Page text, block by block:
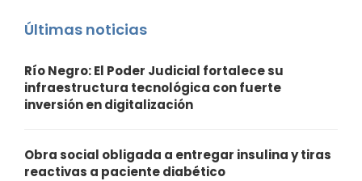
Últimas noticias
Río Negro: El Poder Judicial fortalece su
infraestructura tecnológica con fuerte
inversión en digitalización
Obra social obligada a entregar insulina y tiras
reactivas a paciente diabético